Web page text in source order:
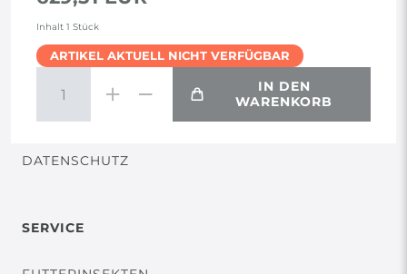
Inhalt 1 Stück
ARTIKEL AKTUELL NICHT VERFÜGBAR
IN DEN
WARENKORB
AGB
WIDERRUF
DATENSCHUTZ
SERVICE